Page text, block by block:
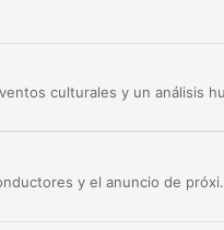
del calzado
El programa inicia con la presentación de sus conductores y el anuncio de próximos eventos culturales en La Trastienda, el Teatro Helios y el Antel Arena. A